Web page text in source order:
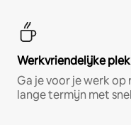
Werkvriendelijke
Ga je voor je werk
lange termijn met